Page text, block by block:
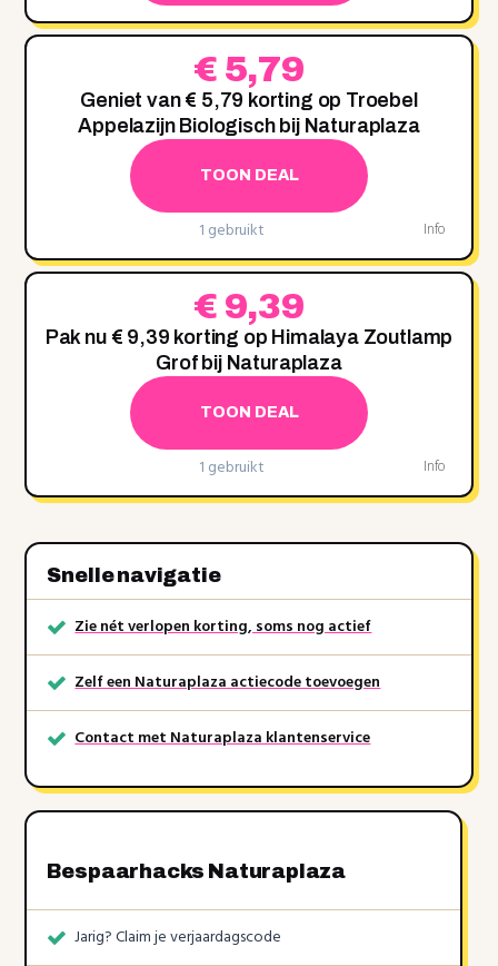
€ 5,79
Geniet van € 5,79 korting op Troebel
Appelazijn Biologisch bij Naturaplaza
TOON DEAL
1 gebruikt Info
€ 9,39
Pak nu € 9,39 korting op Himalaya Zoutlamp
Grof bij Naturaplaza
TOON DEAL
1 gebruikt Info
Snelle navigatie
Zie nét verlopen korting, soms nog actief
Zelf een Naturaplaza actiecode toevoegen
Contact met Naturaplaza klantenservice
Bespaarhacks Naturaplaza
Jarig? Claim je verjaardagscode